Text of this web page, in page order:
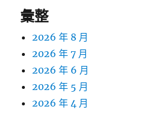
彙整
2026 年 8 月
2026 年 7 月
2026 年 6 月
2026 年 5 月
2026 年 4 月